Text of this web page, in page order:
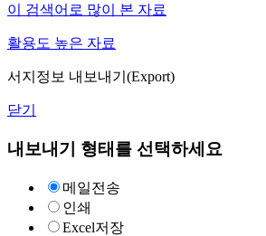
이 검색어로 많이 본 자료
활용도 높은 자료
서지정보 내보내기(Export)
닫기
내보내기 형태를 선택하세요
메일전송
인쇄
Excel저장